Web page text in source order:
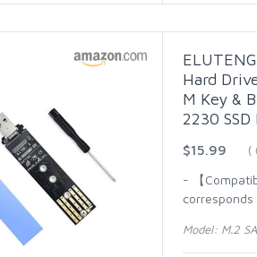
Hard
M Key &
2230
$15.99
(
- 【
corresponds
Model: M.2